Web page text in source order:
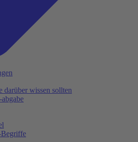
darüber wissen sollten
Begriffe